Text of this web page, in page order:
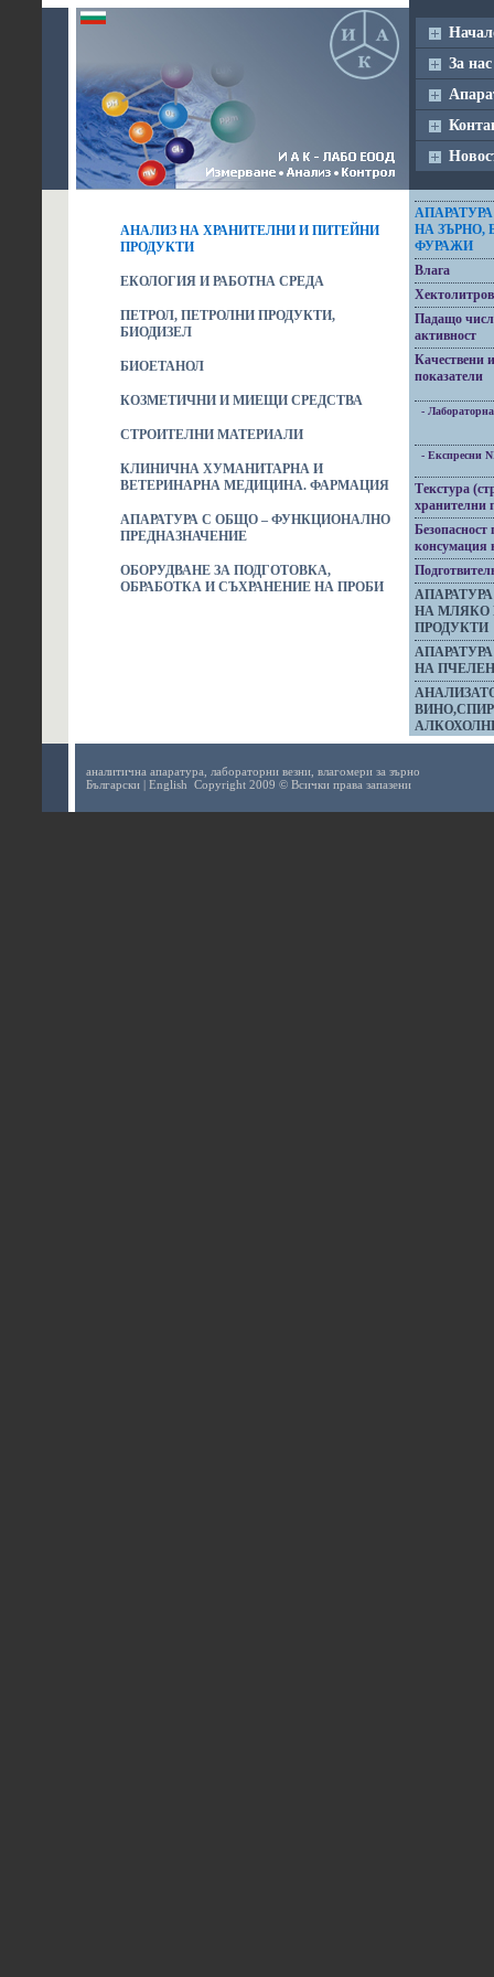
За нас
АНАЛИЗ НА ХРАНИТЕЛНИ И ПИТЕЙНИ
ПРОДУКТИ
ЕКОЛОГИЯ И РАБОТНА СРЕДА
ПЕТРОЛ, ПЕТРОЛНИ ПРОДУКТИ,
БИОДИЗЕЛ
БИОЕТАНОЛ
КОЗМЕТИЧНИ И МИЕЩИ СРЕДСТВА
СТРОИТЕЛНИ МАТЕРИАЛИ
КЛИНИЧНА ХУМАНИТАРНА И
ВЕТЕРИНАРНА МЕДИЦИНА. ФАРМАЦИЯ
АПАРАТУРА С ОБЩО – ФУНКЦИОНАЛНО
ПРЕДНАЗНАЧЕНИЕ
ОБОРУДВАНЕ ЗА ПОДГОТОВКА,
ОБРАБОТКА И СЪХРАНЕНИЕ НА ПРОБИ
НА ЗЪРНО,
ФУРАЖИ
Влага
Падащо
активност
Качествени
показатели
-
- Експресни
Текстура
хранителни
Безопасност
консумация
НА МЛЯКО
ПРОДУКТИ
НА
аналитична апаратура, лабораторни везни, влагомери за зърно
Български | English Copyright 2009 © Всички права запазени